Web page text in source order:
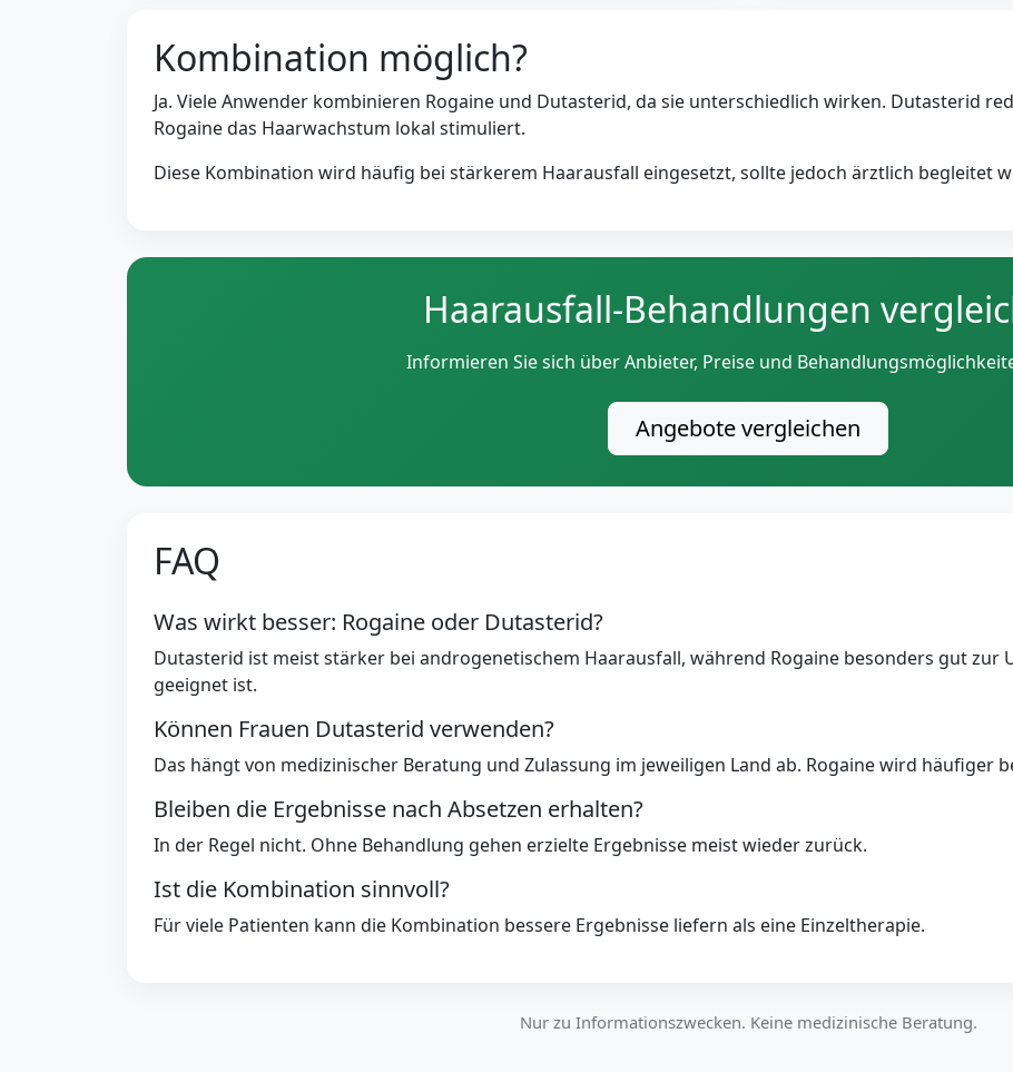
Kombination möglich?
Ja. Viele Anwender kombinieren Rogaine und Dutasterid, da sie unterschiedlich wirken. Dutasterid
Rogaine das Haarwachstum lokal stimuliert.
Diese Kombination wird häufig bei stärkerem Haarausfall eingesetzt, sollte jedoch ärztlich begleitet
Haarausfall-Behandlungen
Informieren Sie sich über Anbieter, Preise und
Angebote vergleichen
FAQ
Was wirkt besser: Rogaine oder Dutasterid?
Dutasterid ist meist stärker bei androgenetischem Haarausfall, während Rogaine besonders gut zur
geeignet ist.
Können Frauen Dutasterid verwenden?
Das hängt von medizinischer Beratung und Zulassung im jeweiligen Land ab. Rogaine wird häufiger
Bleiben die Ergebnisse nach Absetzen erhalten?
In der Regel nicht. Ohne Behandlung gehen erzielte Ergebnisse meist wieder zurück.
Ist die Kombination sinnvoll?
Für viele Patienten kann die Kombination bessere Ergebnisse liefern als eine Einzeltherapie.
Nur zu Informationszwecken. Keine medizinische Beratung.